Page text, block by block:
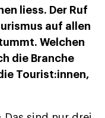
liess. Der Ruf
auf allen
Welchen
die Branche
Tourist:innen,